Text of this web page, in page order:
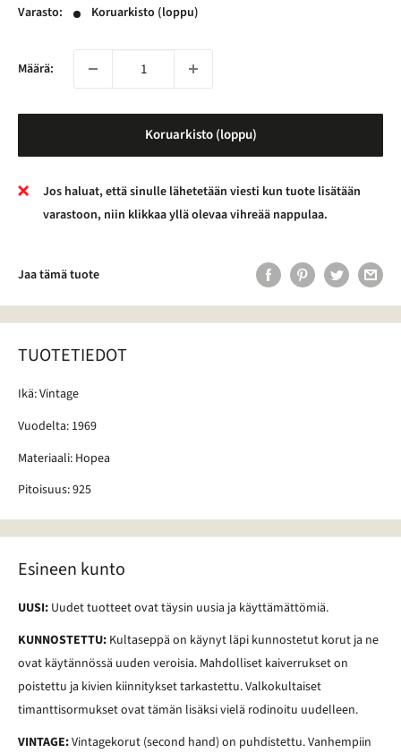
Varasto: Koruarkisto (loppu)
Määrä:
Koruarkisto (loppu)
Jos haluat, että sinulle lähetetään viesti kun tuote lisätään
varastoon, niin klikkaa yllä olevaa vihreää nappulaa.
Jaa tämä tuote
TUOTETIEDOT
Ikä: Vintage
Vuodelta: 1969
Materiaali: Hopea
Pitoisuus: 925
Esineen kunto
UUSI: Uudet tuotteet ovat täysin uusia ja käyttämättömiä.
KUNNOSTETTU: Kultaseppä on käynyt läpi kunnostetut korut ja ne
ovat käytännössä uuden veroisia. Mahdolliset kaiverrukset on
poistettu ja kivien kiinnitykset tarkastettu. Valkokultaiset
timanttisormukset ovat tämän lisäksi vielä rodinoitu uudelleen.
VINTAGE:Vintagekorut (second hand) on puhdistettu. Vanhempiin